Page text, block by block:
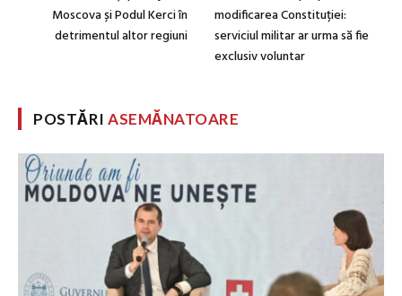
Moscova și Podul Kerci în
detrimentul altor regiuni
modificarea Constituției:
serviciul militar ar urma să fie
exclusiv voluntar
POSTĂRIASEMĂNATOARE